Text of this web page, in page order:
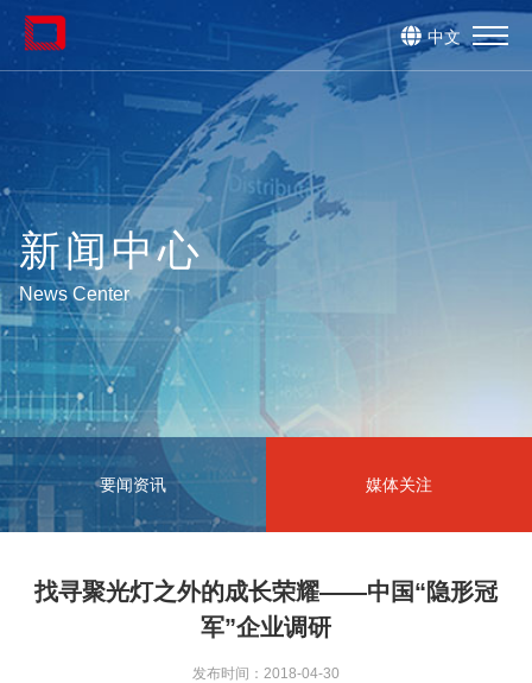
中文
新闻中心
News Center
要闻资讯 媒体关注
找寻聚光灯之外的成长荣耀——中国“隐形冠
军”企业调研
发布时间：2018-04-30